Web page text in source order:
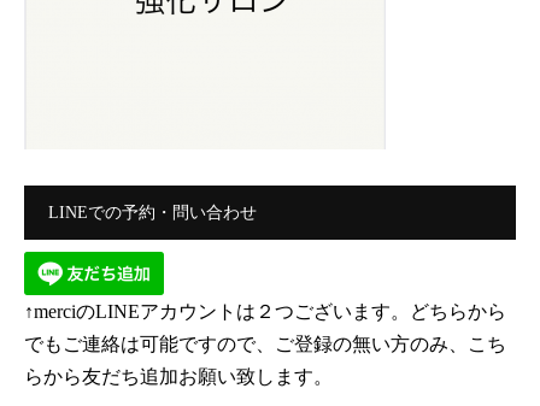
LINEでの予約・問い合わせ
↑merciのLINEアカウントは２つございます。どちらから
でもご連絡は可能ですので、ご登録の無い方のみ、こち
らから友だち追加お願い致します。